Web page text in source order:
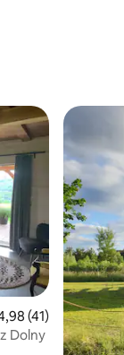
de uma
(41)
Dolny